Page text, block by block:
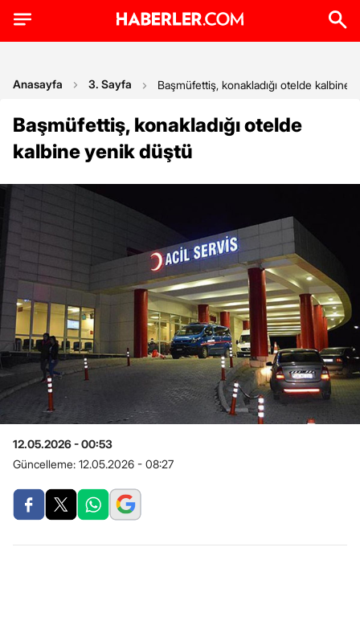
Anasayfa 3. Sayfa Başmüfettiş, konakladığı otelde kalbine
Başmüfettiş, konakladığı otelde
kalbine yenik düştü
12.05.2026 - 00:53
Güncelleme: 12.05.2026 - 08:27